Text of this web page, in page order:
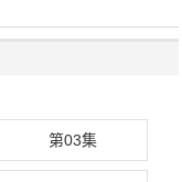
第03集